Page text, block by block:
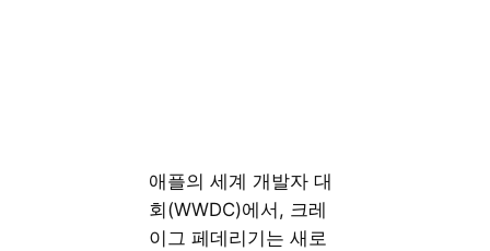
애플의 세계 개발자 대
회(WWDC)에서, 크레
이그 페데리기는 새로